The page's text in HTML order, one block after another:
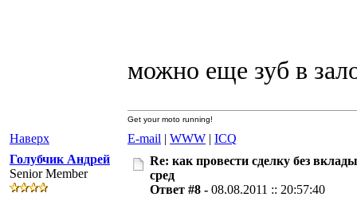
можно еще зуб в
Наверх
Get your moto running!
E-mail | WWW | ICQ
Голубчик Андрей
Senior Member
Re: как провести сделку без
сред
Ответ #8 - 08.08.2011 :: 20:57:40